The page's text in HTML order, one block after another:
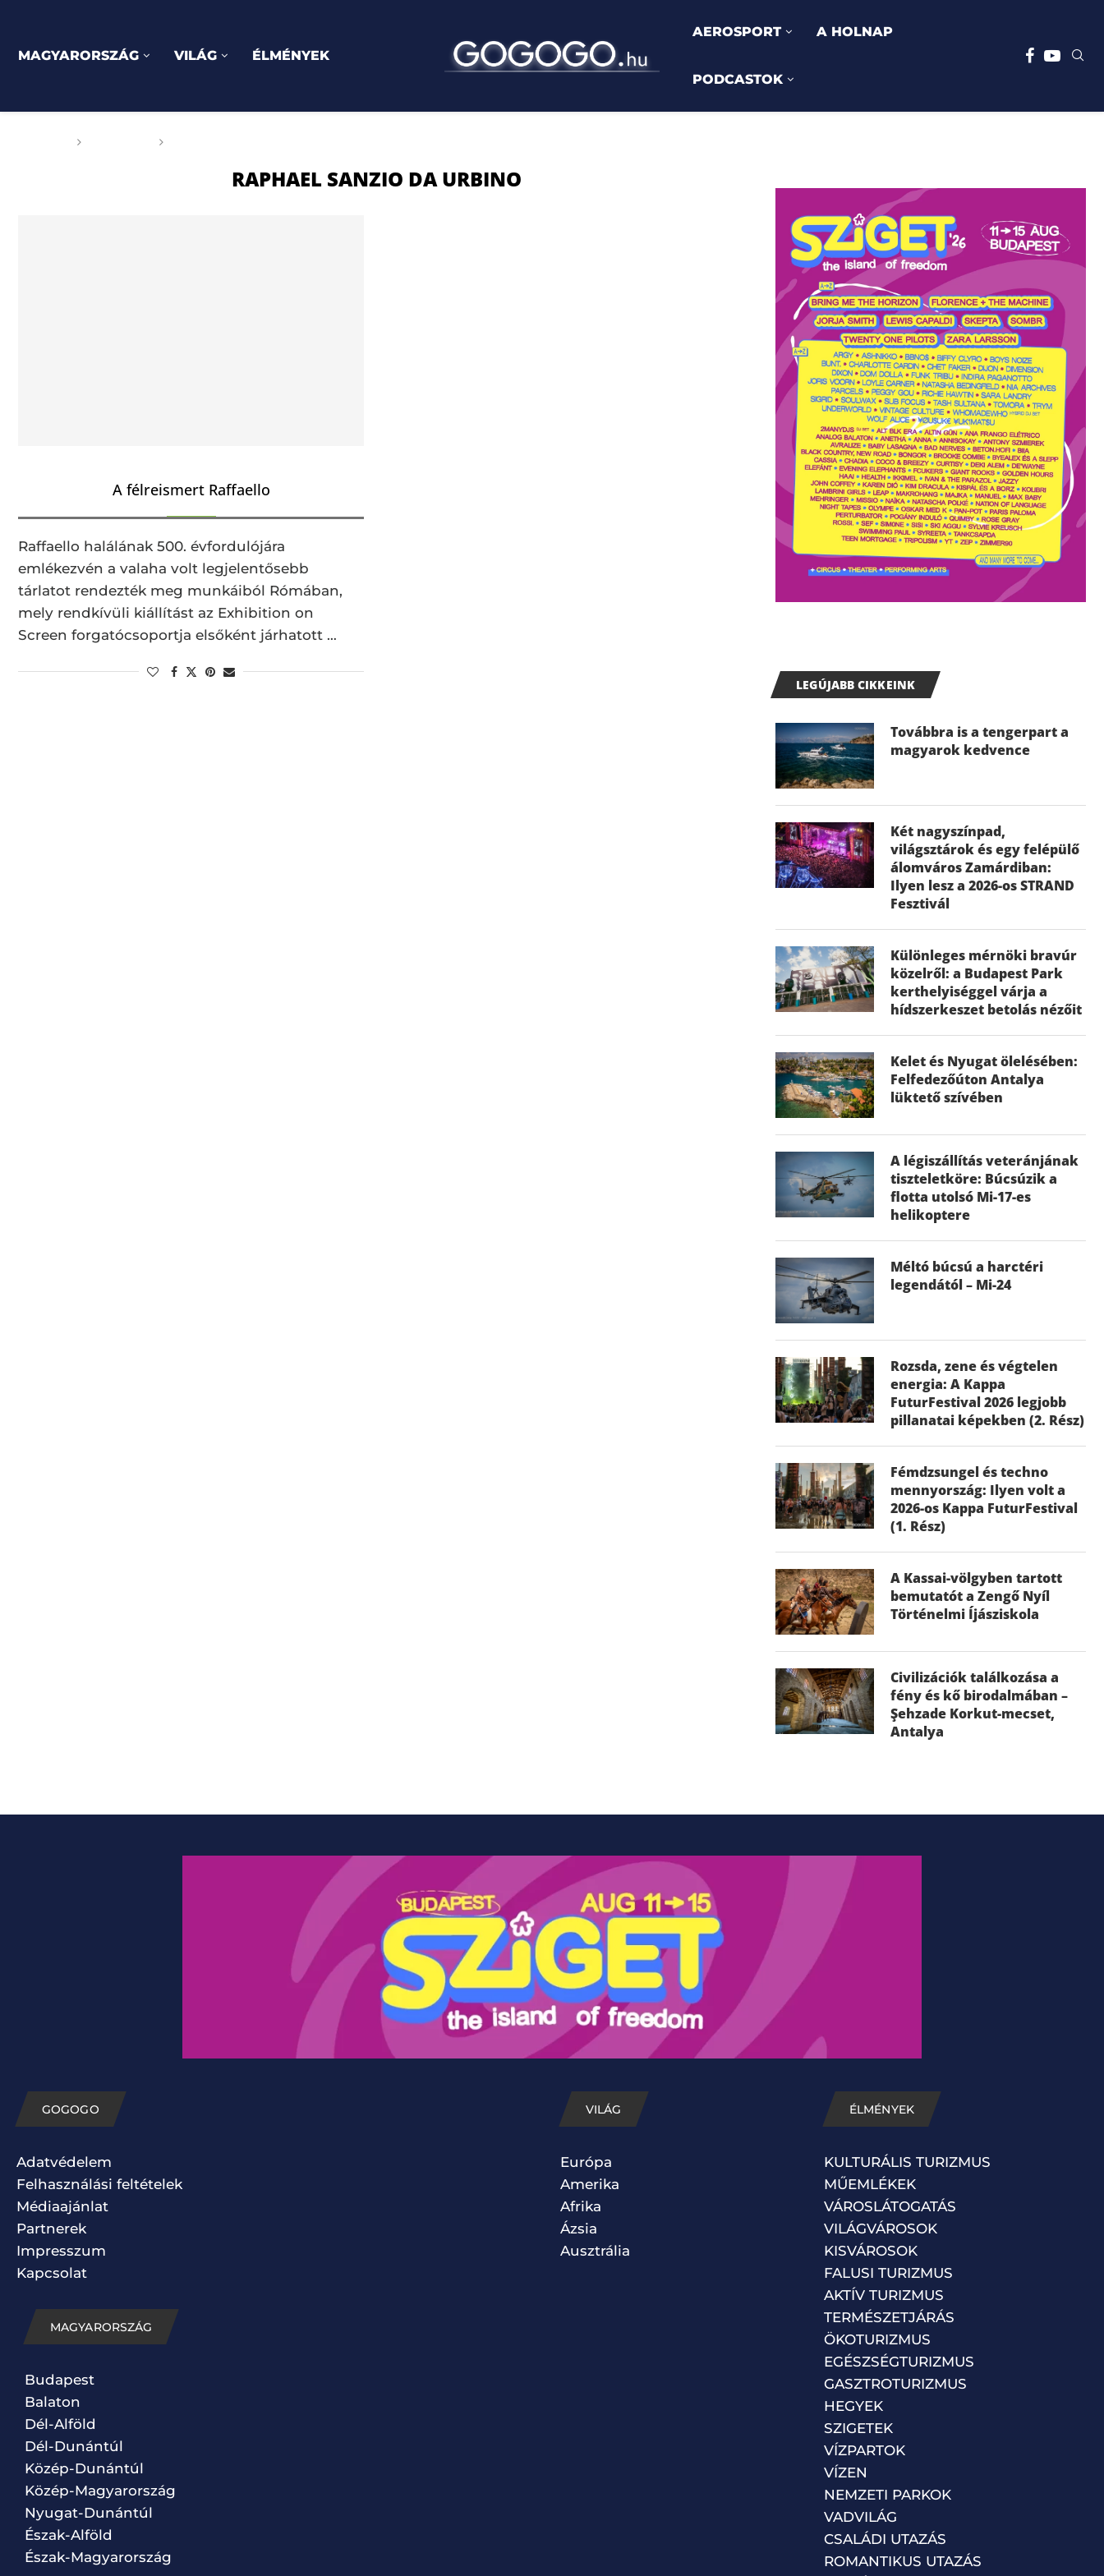
MAGYARORSZÁG VILÁG ÉLMÉNYEK
AEROSPORT A HOLNAP
PODCASTOK
RAPHAEL SANZIO DA URBINO
A félreismert Raffaello
Raffaello halálának 500. évfordulójára
emlékezvén a valaha volt legjelentősebb
tárlatot rendezték meg munkáiból Rómában,
mely rendkívüli kiállítást az Exhibition on
Screen forgatócsoportja elsőként járhatott …
LEGÚJABB CIKKEINK
Továbbra is a tengerpart a
magyarok kedvence
Két nagyszínpad,
világsztárok és egy felépülő
álomváros Zamárdiban:
Ilyen lesz a 2026-os STRAND
Fesztivál
Különleges mérnöki bravúr
közelről: a Budapest Park
kerthelyiséggel várja a
hídszerkeszet betolás nézőit
Kelet és Nyugat ölelésében:
Felfedezőúton Antalya
lüktető szívében
A légiszállítás veteránjának
tiszteletköre: Búcsúzik a
flotta utolsó Mi-17-es
helikoptere
Méltó búcsú a harctéri
legendától – Mi-24
Rozsda, zene és végtelen
energia: A Kappa
FuturFestival 2026 legjobb
pillanatai képekben (2. Rész)
Fémdzsungel és techno
mennyország: Ilyen volt a
2026-os Kappa FuturFestival
(1. Rész)
A Kassai-völgyben tartott
bemutatót a Zengő Nyíl
Történelmi Íjásziskola
Civilizációk találkozása a
fény és kő birodalmában –
Şehzade Korkut-mecset,
Antalya
GOGOGO
Adatvédelem
Felhasználási feltételek
Médiaajánlat
Partnerek
Impresszum
Kapcsolat
MAGYARORSZÁG
Budapest
Balaton
Dél-Alföld
Dél-Dunántúl
Közép-Dunántúl
Közép-Magyarország
Nyugat-Dunántúl
Észak-Alföld
Észak-Magyarország
VILÁG
Európa
Amerika
Afrika
Ázsia
Ausztrália
ÉLMÉNYEK
KULTURÁLIS TURIZMUS
MŰEMLÉKEK
VÁROSLÁTOGATÁS
VILÁGVÁROSOK
KISVÁROSOK
FALUSI TURIZMUS
AKTÍV TURIZMUS
TERMÉSZETJÁRÁS
ÖKOTURIZMUS
EGÉSZSÉGTURIZMUS
GASZTROTURIZMUS
HEGYEK
SZIGETEK
VÍZPARTOK
VÍZEN
NEMZETI PARKOK
VADVILÁG
CSALÁDI UTAZÁS
ROMANTIKUS UTAZÁS